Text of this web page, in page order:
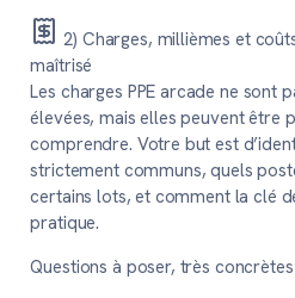
2) Charges, millièmes et
maîtrisé
Les charges PPE arcade ne sont
élevées, mais elles peuvent être
comprendre. Votre but est
strictement communs, quels
certains lots, et comment la clé
pratique.
Questions à poser, très concrètes